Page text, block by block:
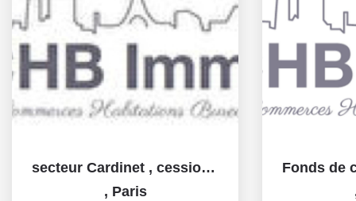
secteur Cardinet , cession d'un restaurant
, Paris